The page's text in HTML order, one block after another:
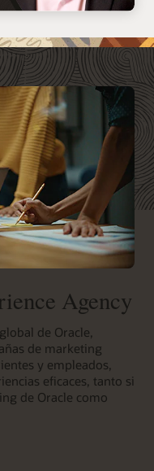
Agency
de Oracle,
de marketing
y empleados,
eficaces, tanto si
de Oracle como